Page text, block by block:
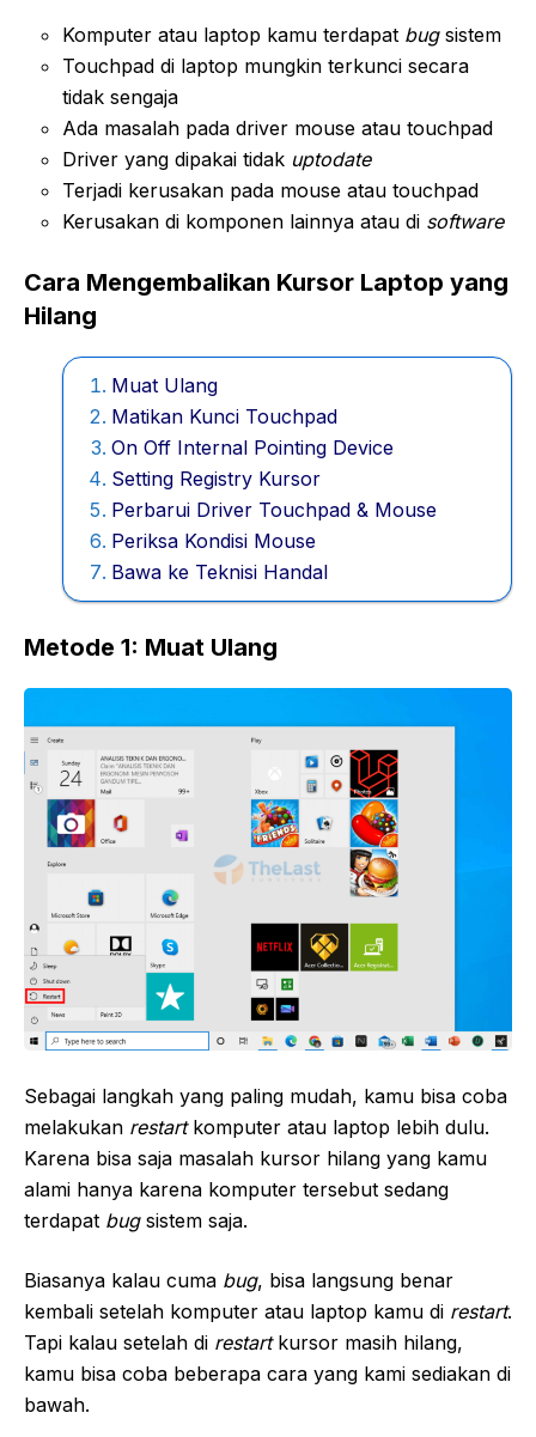
Komputer atau laptop kamu terdapat bugsistem
Touchpad di laptop mungkin terkunci secara
tidak sengaja
Ada masalah pada driver mouse atau touchpad
Driver yang dipakai tidak uptodate
Terjadi kerusakan pada mouse atau touchpad
Kerusakan di komponen lainnya atau di software
Cara Mengembalikan Kursor Laptop yang
Hilang
Muat Ulang
Matikan Kunci Touchpad
On Off Internal Pointing Device
Setting Registry Kursor
Perbarui Driver Touchpad & Mouse
Periksa Kondisi Mouse
Bawa ke Teknisi Handal
Metode 1: Muat Ulang
Sebagai langkah yang paling mudah, kamu bisa coba
melakukan restartkomputer atau laptop lebih dulu.
Karena bisa saja masalah kursor hilang yang kamu
alami hanya karena komputer tersebut sedang
terdapat bugsistem saja.
Biasanya kalau cuma bug, bisa langsung benar
kembali setelah komputer atau laptop kamu di restart.
Tapi kalau setelah di restartkursor masih hilang,
kamu bisa coba beberapa cara yang kami sediakan di
bawah.